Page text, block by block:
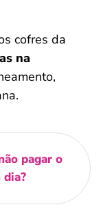
cofres da
na
pagar o